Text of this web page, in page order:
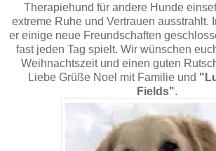
Therapiehund für andere Hunde
extreme Ruhe und Vertrauen ausstrahlt.
er einige neue Freundschaften
fast jeden Tag spielt. Wir wünschen
Weihnachtszeit und einen guten
Liebe Grüße Noel mit Familie und
Fields".